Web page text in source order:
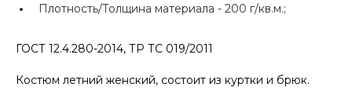
Плотность/Толщина материала - 200 г/кв.м.;
ГОСТ 12.4.280-2014, ТР ТС 019/2011
Костюм летний женский, состоит из куртки и брюк.